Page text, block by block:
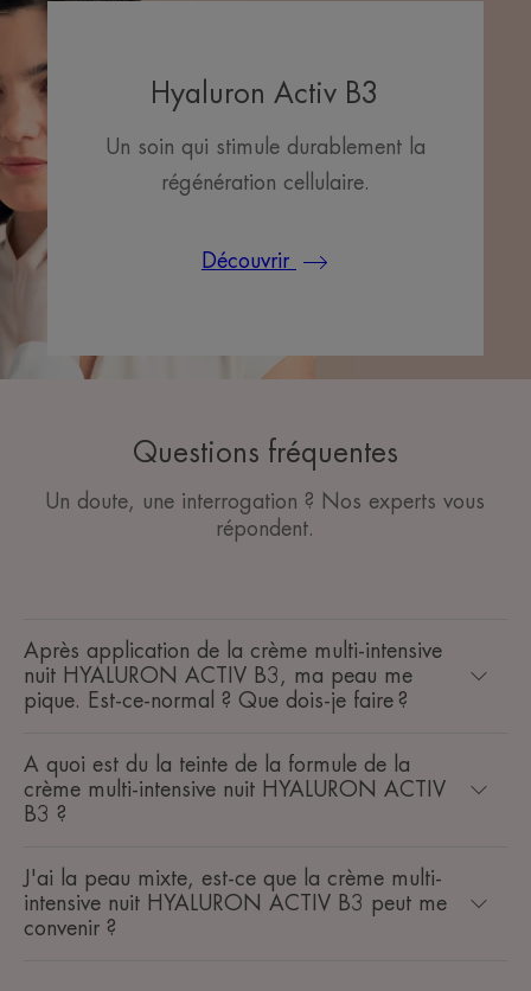
Hyaluron Activ B3
Un soin qui stimule durablement la
régénération cellulaire.
Découvrir
Questions fréquentes
Un doute, une interrogation ? Nos experts vous
répondent.
Après application de la crème multi-intensive
nuit HYALURON ACTIV B3, ma peau me
pique. Est-ce-normal ? Que dois-je faire ?
A quoi est du la teinte de la formule de la
crème multi-intensive nuit HYALURON ACTIV
B3 ?
J'ai la peau mixte, est-ce que la crème multi-
intensive nuit HYALURON ACTIV B3 peut me
convenir ?